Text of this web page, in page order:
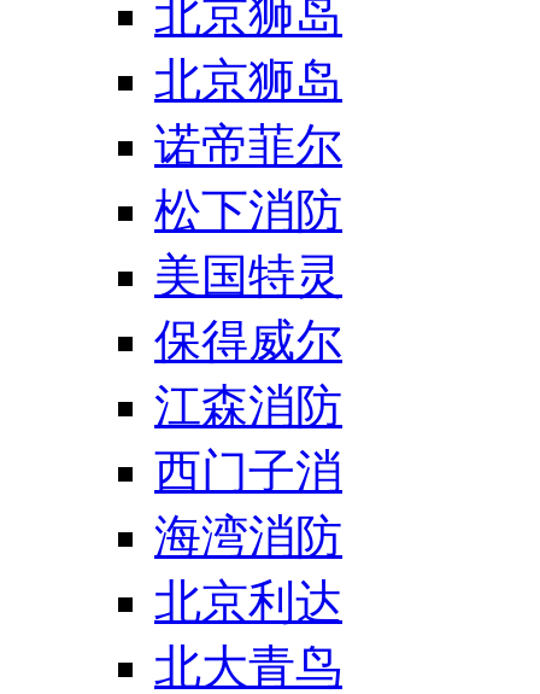
北京狮岛
北京狮岛
诺帝菲尔
松下消防
美国特灵
保得威尔
江森消防
西门子消
海湾消防
北京利达
北大青鸟